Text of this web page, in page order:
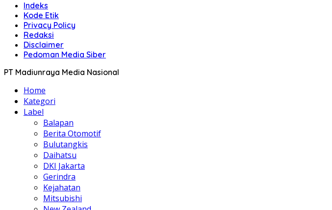
Indeks
Kode Etik
Privacy Policy
Redaksi
Disclaimer
Pedoman Media Siber
PT Madiunraya Media Nasional
Home
Kategori
Label
Balapan
Berita Otomotif
Bulutangkis
Daihatsu
DKI Jakarta
Gerindra
Kejahatan
Mitsubishi